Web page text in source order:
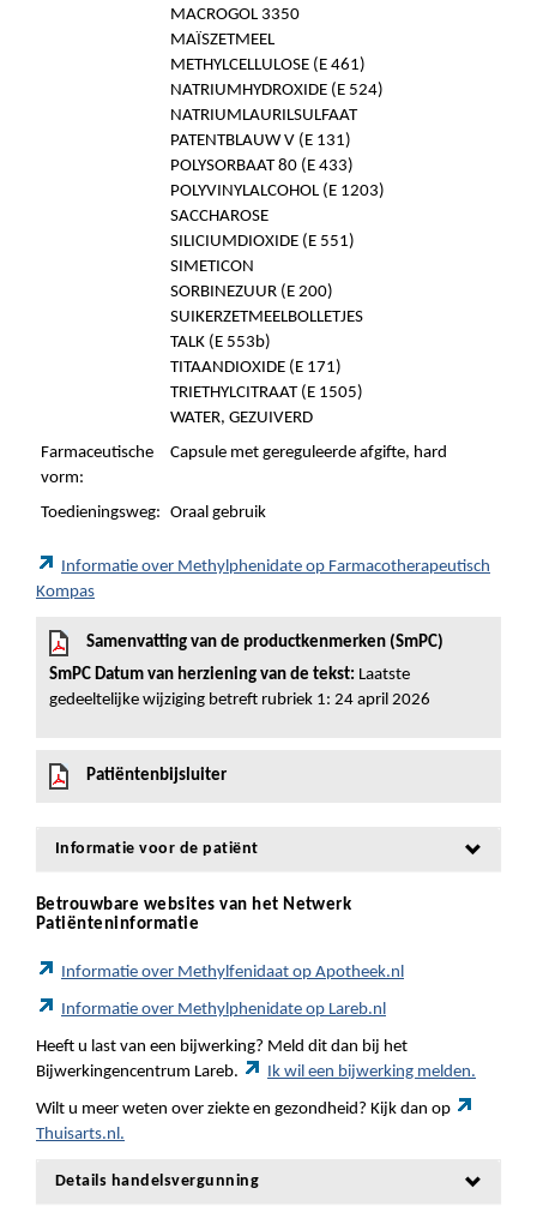
MACROGOL 3350
MAÏSZETMEEL
METHYLCELLULOSE (E 461)
NATRIUMHYDROXIDE (E 524)
NATRIUMLAURILSULFAAT
PATENTBLAUW V (E 131)
POLYSORBAAT 80 (E 433)
POLYVINYLALCOHOL (E 1203)
SACCHAROSE
SILICIUMDIOXIDE (E 551)
SIMETICON
SORBINEZUUR (E 200)
SUIKERZETMEELBOLLETJES
TALK (E 553b)
TITAANDIOXIDE (E 171)
TRIETHYLCITRAAT (E 1505)
WATER, GEZUIVERD
Farmaceutische
vorm:
Capsule met gereguleerde afgifte, hard
Toedieningsweg: Oraal gebruik
Informatie over Methylphenidate op Farmacotherapeutisch
Kompas
Samenvatting van de productkenmerken (SmPC)
SmPC Datum van herziening van de tekst: Laatste
gedeeltelijke wijziging betreft rubriek 1: 24 april 2026
Patiëntenbijsluiter
Informatie voor de patiënt
Betrouwbare websites van het Netwerk
Patiënteninformatie
Informatie over Methylfenidaat op Apotheek.nl
Informatie over Methylphenidate op Lareb.nl
Heeft u last van een bijwerking? Meld dit dan bij het
Bijwerkingencentrum Lareb.
Ik wil een bijwerking melden.
Wilt u meer weten over ziekte en gezondheid? Kijk dan op
Thuisarts.nl.
Details handelsvergunning